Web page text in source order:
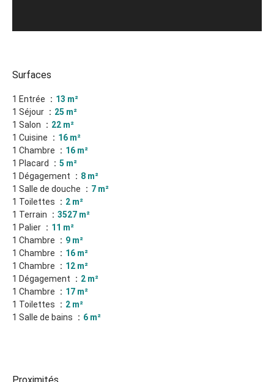
Surfaces
1 Entrée
13 m²
1 Séjour
25 m²
1 Salon
22 m²
1 Cuisine
16 m²
1 Chambre
16 m²
1 Placard
5 m²
1 Dégagement
8 m²
1 Salle de douche
7 m²
1 Toilettes
2 m²
1 Terrain
3527 m²
1 Palier
11 m²
1 Chambre
9 m²
1 Chambre
16 m²
1 Chambre
12 m²
1 Dégagement
2 m²
1 Chambre
17 m²
1 Toilettes
2 m²
1 Salle de bains
6 m²
Proximités